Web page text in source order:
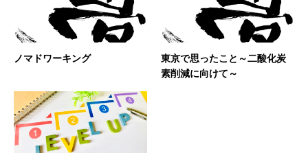
ノマドワーキング
東京で思ったこと～二酸化炭
素削減に向けて～